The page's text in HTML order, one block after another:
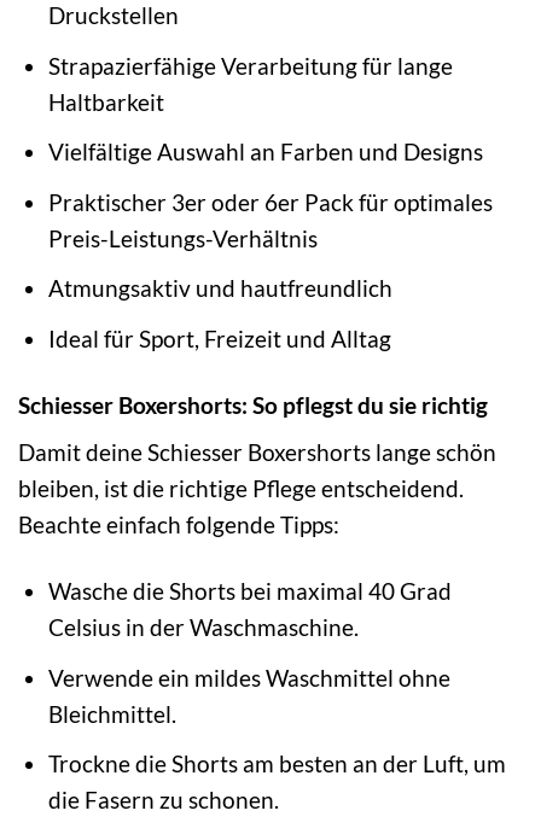
Druckstellen
Strapazierfähige Verarbeitung für lange
Haltbarkeit
Vielfältige Auswahl an Farben und Designs
Praktischer 3er oder 6er Pack für optimales
Preis-Leistungs-Verhältnis
Atmungsaktiv und hautfreundlich
Ideal für Sport, Freizeit und Alltag
Schiesser Boxershorts: So pflegst du sie richtig
Damit deine Schiesser Boxershorts lange schön
bleiben, ist die richtige Pflege entscheidend.
Beachte einfach folgende Tipps:
Wasche die Shorts bei maximal 40 Grad
Celsius in der Waschmaschine.
Verwende ein mildes Waschmittel ohne
Bleichmittel.
Trockne die Shorts am besten an der Luft, um
die Fasern zu schonen.